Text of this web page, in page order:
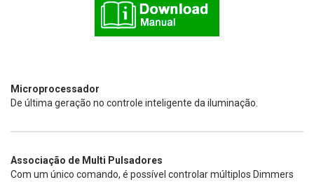
Microprocessador
De última geração no controle inteligente da iluminação.
Associação de Multi Pulsadores
Com um único comando, é possível controlar múltiplos Dimmers